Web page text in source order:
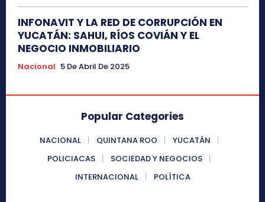
INFONAVIT Y LA RED DE CORRUPCIÓN EN
YUCATÁN: SAHUI, RÍOS COVIÁN Y EL
NEGOCIO INMOBILIARIO
Nacional 5 De Abril De 2025
Popular Categories
NACIONAL QUINTANA ROO
YUCATÁN
POLICIACAS
SOCIEDAD Y NEGOCIOS
INTERNACIONAL
POLÍTICA